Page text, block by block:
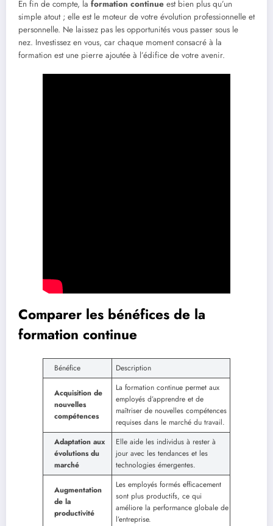
En fin de compte, la formation continue est bien plus qu’un
simple atout ; elle est le moteur de votre évolution professionnelle et
personnelle. Ne laissez pas les opportunités vous passer sous le
nez. Investissez en vous, car chaque moment consacré à la
formation est une pierre ajoutée à l’édifice de votre avenir.
Comparer les bénéfices de la
formation continue
Bénéfice Description
Acquisition de
nouvelles
compétences
La formation continue permet aux
employés d’apprendre et de
maîtriser de nouvelles compétences
requises dans le marché du travail.
Adaptation aux
évolutions du
marché
Elle aide les individus à rester à
jour avec les tendances et les
technologies émergentes.
Augmentation
de la
productivité
Les employés formés efficacement
sont plus productifs, ce qui
améliore la performance globale de
l’entreprise.